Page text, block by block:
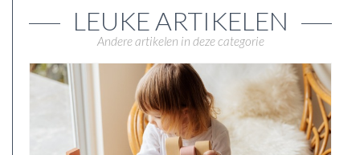
LEUKE ARTIKELEN
Andere artikelen in deze categorie